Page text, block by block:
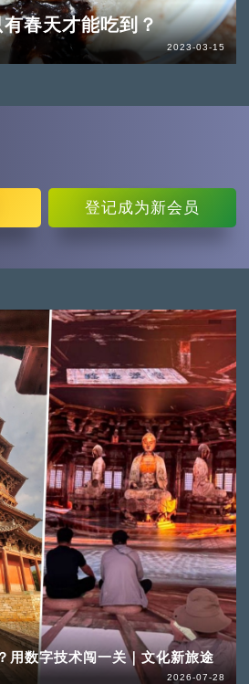
春天才能吃到？
2023-03-15
登记成为新会员
用数字技术闯一关｜文化新旅途
2026-07-28